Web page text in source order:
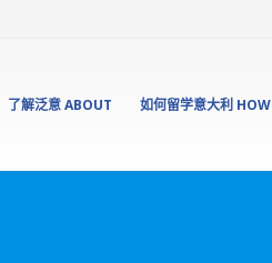
了解泛意 ABOUT 如何留学意大利 HOW